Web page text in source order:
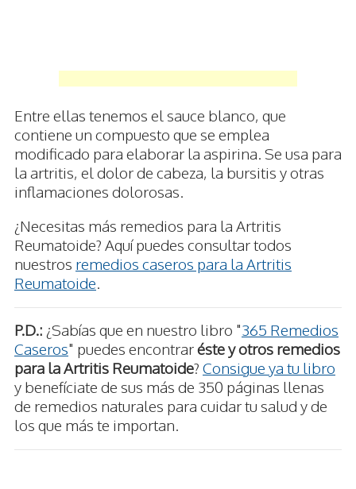
Entre ellas tenemos el sauce blanco, que
contiene un compuesto que se emplea
modificado para elaborar la aspirina. Se usa para
la artritis, el dolor de cabeza, la bursitis y otras
inflamaciones dolorosas.
¿Necesitas más remedios para la Artritis
Reumatoide? Aquí puedes consultar todos
nuestros remedios caseros para la Artritis
Reumatoide.
P.D.: ¿Sabías que en nuestro libro "365 Remedios
Caseros" puedes encontraréste y otros remedios
para la Artritis Reumatoide? Consigue ya tu libro
y benefíciate de sus más de 350 páginas llenas
de remedios naturales para cuidar tu salud y de
los que más te importan.